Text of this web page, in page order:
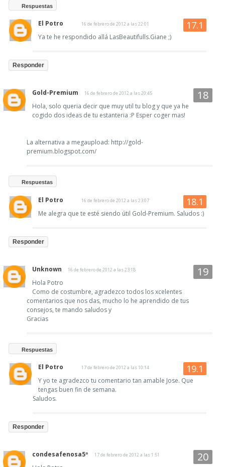
Respuestas
El Potro 16 de febrero de 2012 a las 22:01
Ya te he respondido allá LasBeautifulls.Giane ;)
Responder
Gold-Premium 16 de febrero de 2012 a las 20:45
Hola, solo queria decir que muy util tu blog y que ya he
cogido dos ideas de tu estanteria :P Esper coger mas!
La alternativa a megaupload: http://gold-
premium.blogspot.com/
Respuestas
El Potro 16 de febrero de 2012 a las 23:07
Me alegra que te esté siendo útil Gold-Premium. Saludos :)
Responder
Unknown 16 de febrero de 2012 a las 23:18
Hola Potro
Como de costumbre, agradezco todos los xcelentes
comentarios que nos das, mucho lo he aprendido de tus
consejos, te mando saludos y
Gracias
Respuestas
El Potro 17 de febrero de 2012 a las 10:14
Y yo te agradezco tu comentario tan amable Jose. Que
tengas buen fin de semana.
Saludos.
Responder
condesafenosa5º 17 de febrero de 2012 a las 1:51